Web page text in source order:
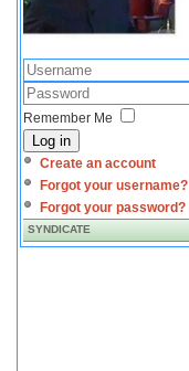
Remember Me
Log in
Create an account
Forgot your username?
Forgot your password?
SYNDICATE